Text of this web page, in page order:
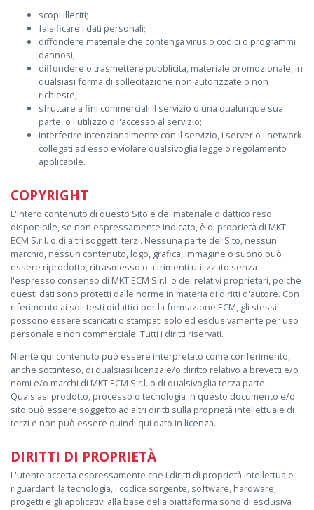
scopi illeciti;
falsificare i dati personali;
diffondere materiale che contenga virus o codici o programmi
dannosi;
diffondere o trasmettere pubblicità, materiale promozionale, in
qualsiasi forma di sollecitazione non autorizzate o non
richieste;
sfruttare a fini commerciali il servizio o una qualunque sua
parte, o l'utilizzo o l'accesso al servizio;
interferire intenzionalmente con il servizio, i server o i network
collegati ad esso e violare qualsivoglia legge o regolamento
applicabile.
COPYRIGHT
L'intero contenuto di questo Sito e del materiale didattico reso
disponibile, se non espressamente indicato, è di proprietà di MKT
ECM S.r.l. o di altri soggetti terzi. Nessuna parte del Sito, nessun
marchio, nessun contenuto, logo, grafica, immagine o suono può
essere riprodotto, ritrasmesso o altrimenti utilizzato senza
l'espresso consenso di MKT ECM S.r.l. o dei relativi proprietari, poiché
questi dati sono protetti dalle norme in materia di diritti d'autore. Con
riferimento ai soli testi didattici per la formazione ECM, gli stessi
possono essere scaricati o stampati solo ed esclusivamente per uso
personale e non commerciale. Tutti i diritti riservati.
Niente qui contenuto può essere interpretato come conferimento,
anche sottinteso, di qualsiasi licenza e/o diritto relativo a brevetti e/o
nomi e/o marchi di MKT ECM S.r.l. o di qualsivoglia terza parte.
Qualsiasi prodotto, processo o tecnologia in questo documento e/o
sito può essere soggetto ad altri diritti sulla proprietà intellettuale di
terzi e non può essere quindi qui dato in licenza.
DIRITTI DI PROPRIETÀ
L'utente accetta espressamente che i diritti di proprietà intellettuale
riguardanti la tecnologia, i codice sorgente, software, hardware,
progetti e gli applicativi alla base della piattaforma sono di esclusiva